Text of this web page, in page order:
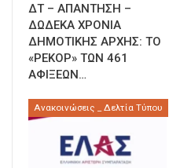
ΔΤ – ΑΠΑΝΤΗΣΗ –
ΔΩΔΕΚΑ ΧΡΟΝΙΑ
ΔΗΜΟΤΙΚΗΣ ΑΡΧΗΣ: ΤΟ
«ΡΕΚΟΡ» ΤΩΝ 461
ΑΦΙΞΕΩΝ…
Ανακοινώσεις _ Δελτία Τύπου